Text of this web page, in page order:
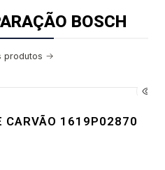
BOSCH
produtos
CARVÃO 1619P02870